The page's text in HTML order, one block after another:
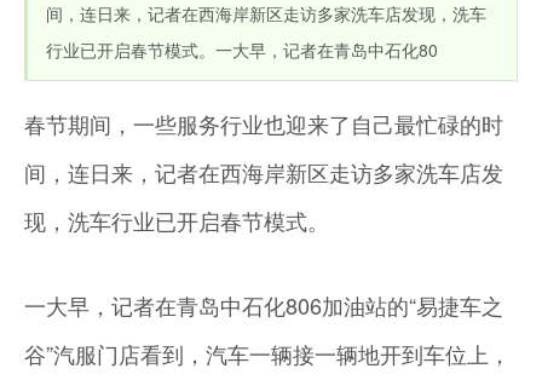
间，连日来，记者在西海岸新区走访多家洗车店发现，洗车
行业已开启春节模式。一大早，记者在青岛中石化80
春节期间，一些服务行业也迎来了自己最忙碌的时
间，连日来，记者在西海岸新区走访多家洗车店发
现，洗车行业已开启春节模式。
一大早，记者在青岛中石化806加油站的“易捷车之
谷”汽服门店看到，汽车一辆接一辆地开到车位上，